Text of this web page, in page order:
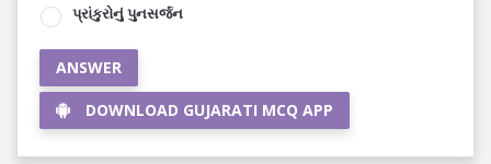
પ્રાંકુરોનું પુનસર્જન
ANSWER
DOWNLOAD GUJARATI MCQ APP